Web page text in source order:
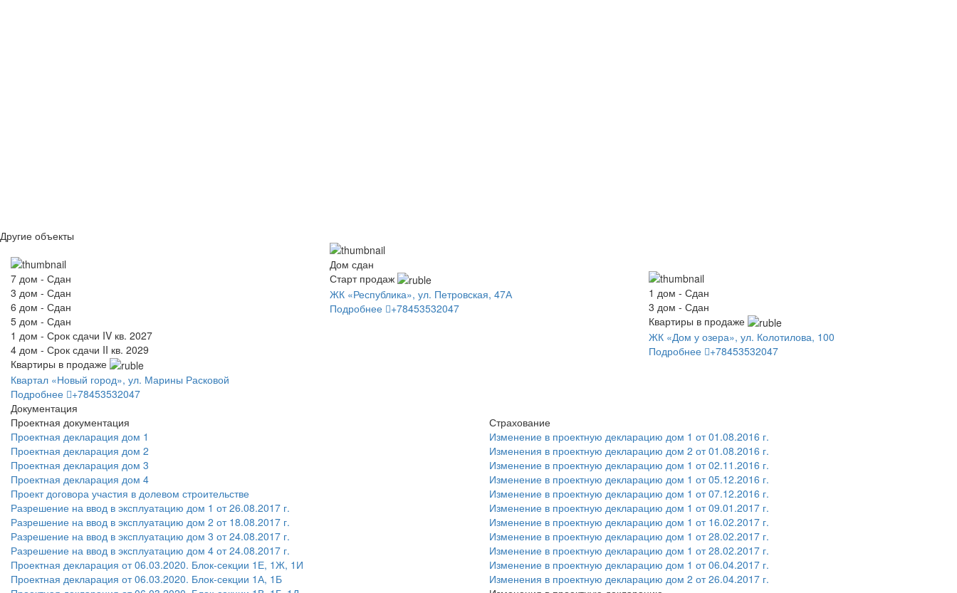
Другие объекты
7 дом - Сдан
3 дом - Сдан
6 дом - Сдан
5 дом - Сдан
1 дом - Срок сдачи IV кв. 2027
4 дом - Срок сдачи II кв. 2029
Квартиры в продаже
Квартал «Новый город», ул. Марины Расковой
Подробнее
+78453532047
Дом сдан
Старт продаж
ЖК «Республика», ул. Петровская, 47А
Подробнее
+78453532047
1 дом - Сдан
3 дом - Сдан
Квартиры в продаже
ЖК «Дом у озера», ул. Колотилова, 100
Подробнее
+78453532047
Документация
Проектная документация
Проектная декларация дом 1
Проектная декларация дом 2
Проектная декларация дом 3
Проектная декларация дом 4
Проект договора участия в долевом строительстве
Разрешение на ввод в эксплуатацию дом 1 от 26.08.2017 г.
Разрешение на ввод в эксплуатацию дом 2 от 18.08.2017 г.
Разрешение на ввод в эксплуатацию дом 3 от 24.08.2017 г.
Разрешение на ввод в эксплуатацию дом 4 от 24.08.2017 г.
Проектная декларация от 06.03.2020. Блок-секции 1Е, 1Ж, 1И
Проектная декларация от 06.03.2020. Блок-секции 1А, 1Б
Страхование
Изменение в проектную декларацию дом 1 от 01.08.2016 г.
Изменения в проектную декларацию дом 2 от 01.08.2016 г.
Изменение в проектную декларацию дом 1 от 02.11.2016 г.
Изменение в проектную декларацию дом 1 от 05.12.2016 г.
Изменение в проектную декларацию дом 1 от 07.12.2016 г.
Изменение в проектную декларацию дом 1 от 09.01.2017 г.
Изменение в проектную декларацию дом 1 от 16.02.2017 г.
Изменение в проектную декларацию дом 1 от 28.02.2017 г.
Изменение в проектную декларацию дом 1 от 28.02.2017 г.
Изменение в проектную декларацию дом 1 от 06.04.2017 г.
Изменения в проектную декларацию дом 2 от 26.04.2017 г.